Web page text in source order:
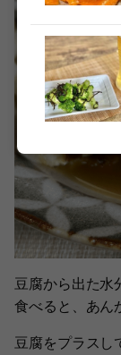
豆腐から出た水
食べると、あん
豆腐をプラスし